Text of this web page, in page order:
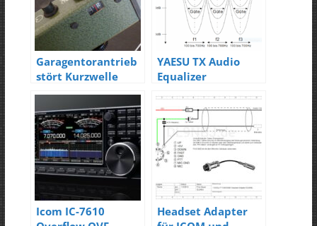
Garagentorantrieb
stört Kurzwelle
YAESU TX Audio
Equalizer
Icom IC-7610
Headset Adapter